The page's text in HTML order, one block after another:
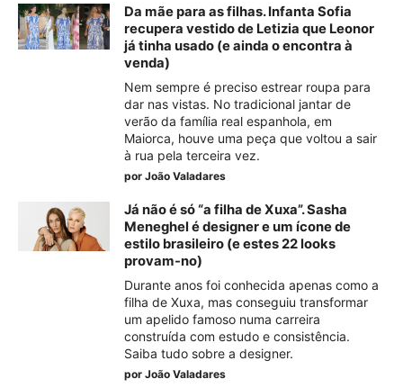
Da mãe para as filhas. Infanta Sofia
recupera vestido de Letizia que Leonor
já tinha usado (e ainda o encontra à
venda)
Nem sempre é preciso estrear roupa para
dar nas vistas. No tradicional jantar de
verão da família real espanhola, em
Maiorca, houve uma peça que voltou a sair
à rua pela terceira vez.
por João Valadares
Já não é só “a filha de Xuxa”. Sasha
Meneghel é designer e um ícone de
estilo brasileiro (e estes 22 looks
provam-no)
Durante anos foi conhecida apenas como a
filha de Xuxa, mas conseguiu transformar
um apelido famoso numa carreira
construída com estudo e consistência.
Saiba tudo sobre a designer.
por João Valadares